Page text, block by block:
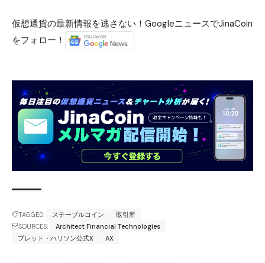
仮想通貨の最新情報を逃さない！GoogleニュースでJinaCoin
をフォロー！
TAGGED: ステーブルコイン
取引所
SOURCES:
Architect Financial Technologies
ブレット・ハリソン公式X
AX